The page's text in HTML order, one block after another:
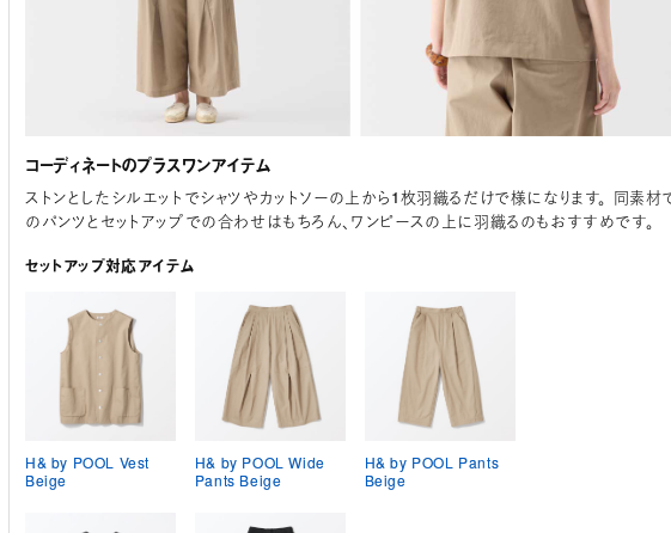
コーディネートのプラスワンアイテム
ストンとしたシルエットでシャツやカットソーの上から1枚羽織るだけで様になります。 同素材
のパンツとセットアップでの合わせはもちろん、ワンピースの上に羽織るのもおすすめです。
セットアップ対応アイテム
H& by POOL Vest
Beige
H& by POOL Wide
Pants Beige
H& by POOL Pants
Beige